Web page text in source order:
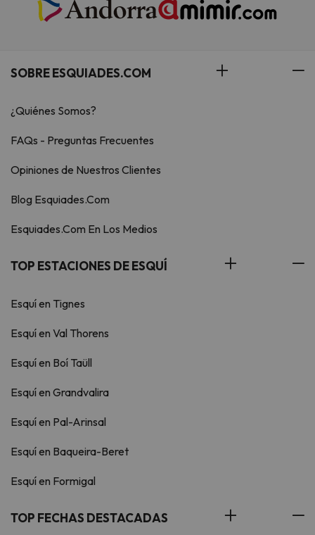
SOBRE ESQUIADES.COM
¿Quiénes Somos?
FAQs - Preguntas Frecuentes
Opiniones de Nuestros Clientes
Blog Esquiades.Com
Esquiades.Com En Los Medios
TOP ESTACIONES DE ESQUÍ
Esquí en Tignes
Esquí en Val Thorens
Esquí en Boí Taüll
Esquí en Grandvalira
Esquí en Pal-Arinsal
Esquí en Baqueira-Beret
Esquí en Formigal
TOP FECHAS DESTACADAS